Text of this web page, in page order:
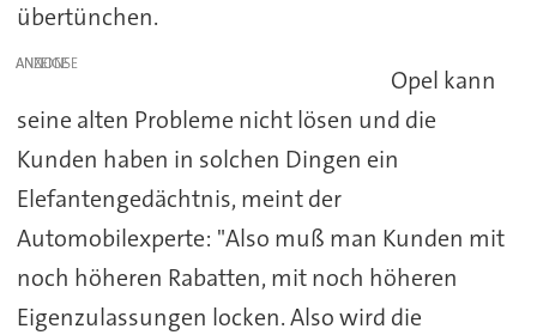
übertünchen.
ANZEIGE
Opel kann
seine alten Probleme nicht lösen und die
Kunden haben in solchen Dingen ein
Elefantengedächtnis, meint der
Automobilexperte: "Also muß man Kunden mit
noch höheren Rabatten, mit noch höheren
Eigenzulassungen locken. Also wird die